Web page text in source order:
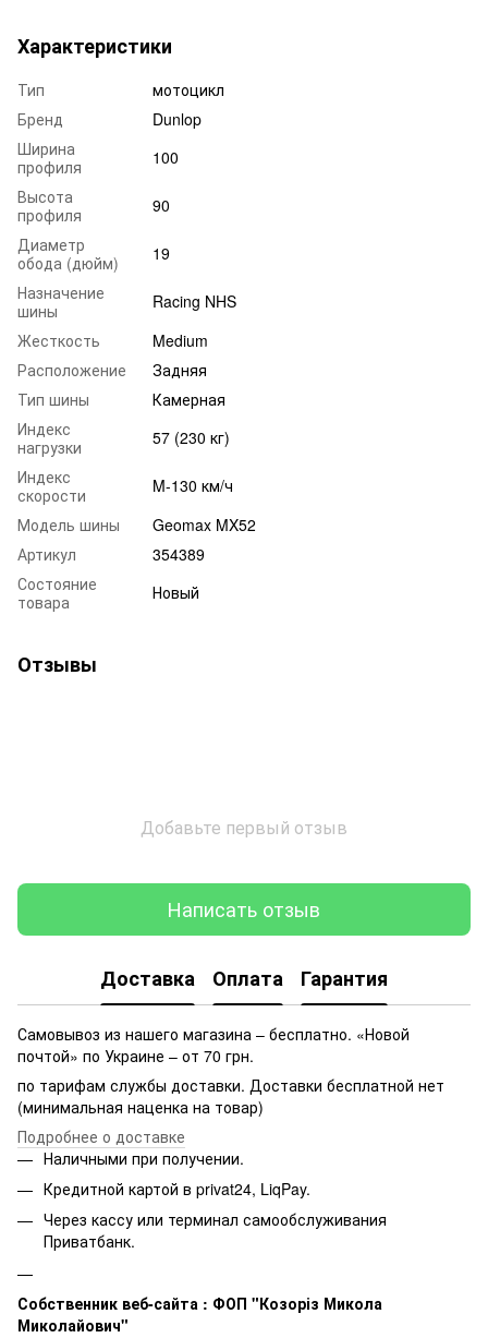
Характеристики
Тип
мотоцикл
Бренд
Dunlop
Ширина
профиля
100
Высота
профиля
90
Диаметр
обода (дюйм)
19
Назначение
шины
Racing NHS
Жесткость
Medium
Расположение
Задняя
Тип шины
Камерная
Индекс
нагрузки
57 (230 кг)
Индекс
скорости
M-130 км/ч
Модель шины
Geomax MX52
Артикул
354389
Состояние
товара
Новый
Отзывы
Добавьте первый отзыв
Написать отзыв
Доставка Оплата Гарантия
Самовывоз из нашего магазина – бесплатно. «Новой
почтой» по Украине – от 70 грн.
по тарифам службы доставки. Доставки бесплатной нет
(минимальная наценка на товар)
Подробнее о доставке
Наличными при получении.
Кредитной картой в privat24, LiqPay.
Через кассу или терминал самообслуживания
Приватбанк.
Собственник веб-сайта : ФОП "Козоріз Микола
Миколайович"